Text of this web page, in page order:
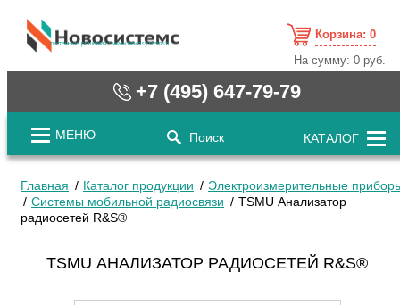
cистемные решения / www.novosystems.ru
Корзина: 0
На сумму:0 руб.
+7 (495) 647-79-79
МЕНЮ Поиск КАТАЛОГ
Главная Каталог продукции
Электроизмерительные
Системы мобильной радиосвязи
TSMU Анализатор
радиосетей R&S®
TSMU АНАЛИЗАТОР РАДИОСЕТЕЙ R&S®